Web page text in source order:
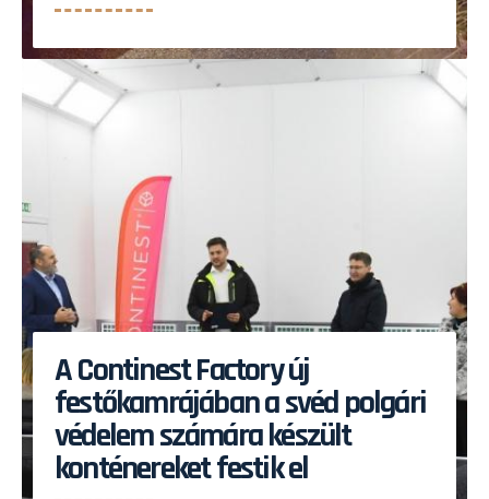
A Continest Factory új
festőkamrájában a svéd polgári
védelem számára készült
konténereket festik el